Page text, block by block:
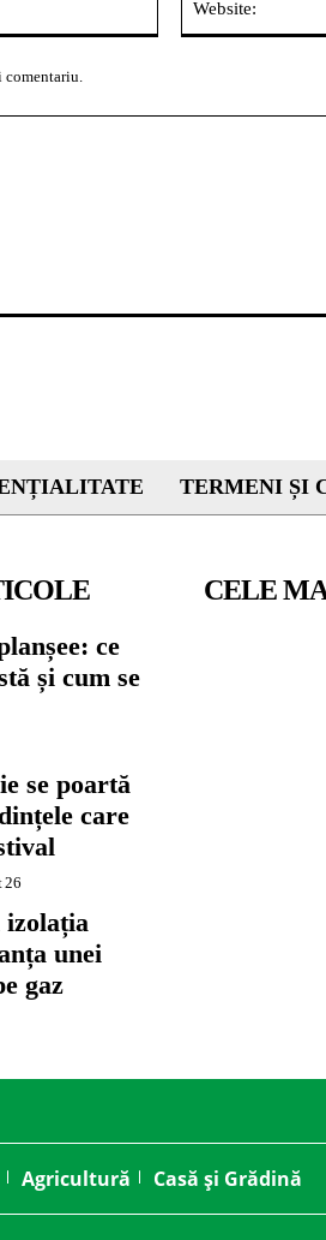
comentariu.
TERMENI ȘI
ce
și cum se
se poartă
care
26
izolația
unei
gaz
CELE
Agricultură Casă și Grădină